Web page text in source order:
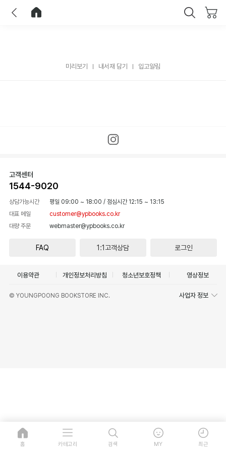
미리보기 내서재 담기 입고알림
고객센터
1544-9020
상담가능시간 평일 09:00 ~ 18:00 / 점심시간 12:15 ~ 13:15
대표 메일
customer@ypbooks.co.kr
대량 주문
webmaster@ypbooks.co.kr
FAQ 1:1고객상담 로그인
이용약관 개인정보처리방침 청소년보호정책 영상정보
© YOUNGPOONG BOOKSTORE INC. 사업자 정보
홈 카테고리 검색 MY 최근